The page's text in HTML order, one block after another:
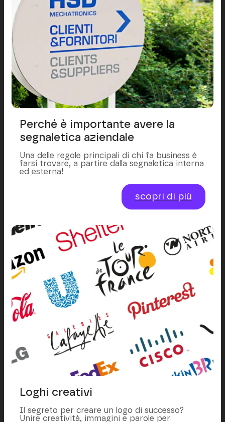
Perché è importante avere la
segnaletica aziendale
Una delle regole principali di chi fa business è
farsi trovare, a partire dalla segnaletica interna
ed esterna!
scopri di più
Loghi creativi
Il segreto per creare un logo di successo?
Unire creatività, immagini e parole per